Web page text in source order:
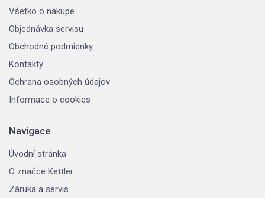
Všetko o nákupe
Objednávka servisu
Obchodné podmienky
Kontakty
Ochrana osobných údajov
Informace o cookies
Navigace
Úvodní stránka
O značce Kettler
Záruka a servis